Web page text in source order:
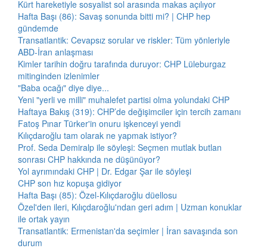
Kürt hareketiyle sosyalist sol arasında makas açılıyor
Hafta Başı (86): Savaş sonunda bitti mi? | CHP hep
gündemde
Transatlantik: Cevapsız sorular ve riskler: Tüm yönleriyle
ABD-İran anlaşması
Kimler tarihin doğru tarafında duruyor: CHP Lüleburgaz
mitinginden izlenimler
"Baba ocağı" diye diye...
Yeni "yerli ve milli" muhalefet partisi olma yolundaki CHP
Haftaya Bakış (319): CHP’de değişimciler için tercih zamanı
Fatoş Pınar Türker'in onuru işkenceyi yendi
Kılıçdaroğlu tam olarak ne yapmak istiyor?
Prof. Seda Demiralp ile söyleşi: Seçmen mutlak butlan
sonrası CHP hakkında ne düşünüyor?
Yol ayrımındaki CHP | Dr. Edgar Şar ile söyleşi
CHP son hız kopuşa gidiyor
Hafta Başı (85): Özel-Kılıçdaroğlu düellosu
Özel'den ileri, Kılıçdaroğlu'ndan geri adım | Uzman konuklar
ile ortak yayın
Transatlantik: Ermenistan'da seçimler | İran savaşında son
durum